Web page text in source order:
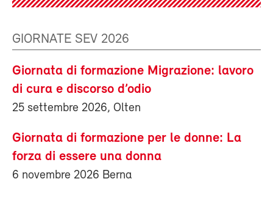
GIORNATE SEV 2026
Giornata di formazione Migrazione: lavoro
di cura e discorso d’odio
25 settembre 2026, Olten
Giornata di formazione per le donne: La
forza di essere una donna
6 novembre 2026 Berna